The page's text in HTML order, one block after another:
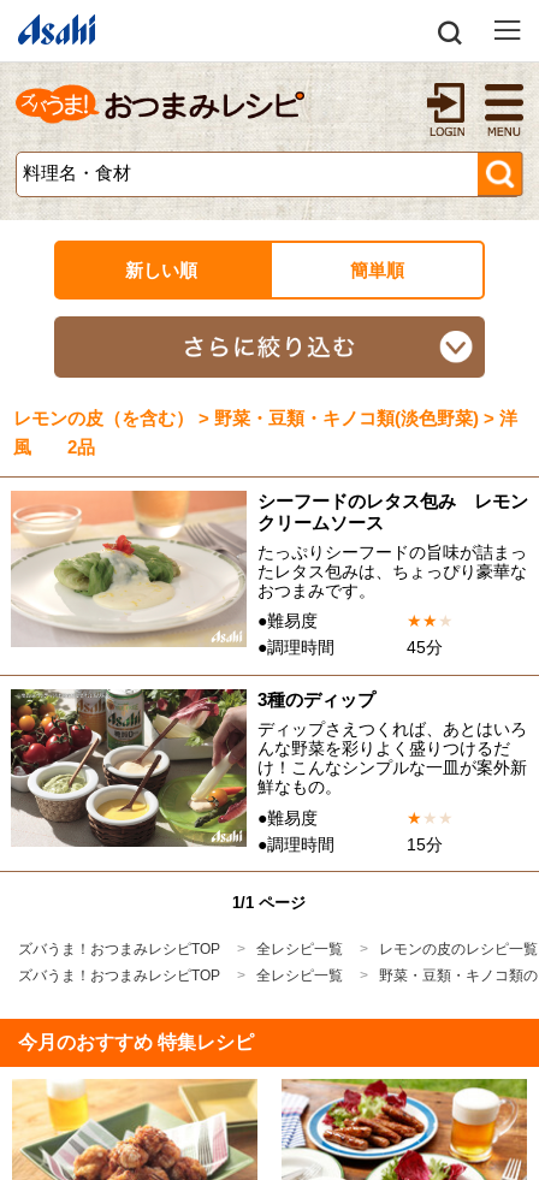
新しい順 簡単順
レモンの皮（を含む） > 野菜・豆類・キノコ類(淡色野菜) > 洋
風 2品
シーフードのレタス包み レモン
クリームソース
たっぷりシーフードの旨味が詰まっ
たレタス包みは、ちょっぴり豪華な
おつまみです。
●難易度
★★★
●調理時間
45分
3種のディップ
ディップさえつくれば、あとはいろ
んな野菜を彩りよく盛りつけるだ
け！こんなシンプルな一皿が案外新
鮮なもの。
●難易度
★★ ★
●調理時間
15分
1/1 ページ
ズバうま！おつまみレシピTOP 全レシピ一覧
レモンの皮のレシピ一覧
ズバうま！おつまみレシピTOP
全レシピ一覧 野菜・豆類・キノコ類
今月のおすすめ 特集レシピ